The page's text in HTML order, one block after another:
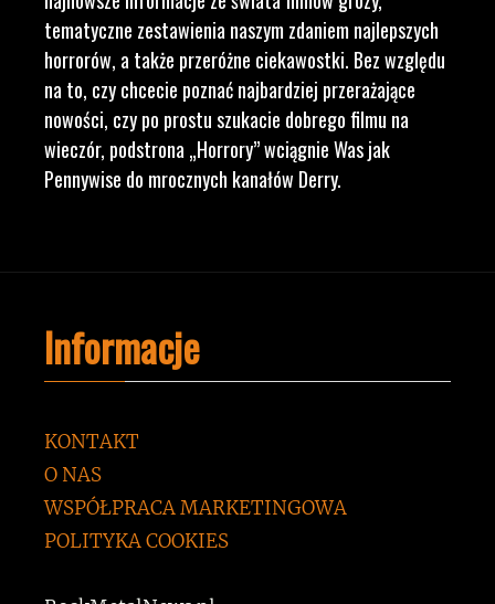
tematyczne zestawienia naszym zdaniem najlepszych
horrorów, a także przeróżne ciekawostki. Bez względu
na to, czy chcecie poznać najbardziej przerażające
nowości, czy po prostu szukacie dobrego filmu na
wieczór, podstrona „Horrory” wciągnie Was jak
Pennywise do mrocznych kanałów Derry.
Informacje
KONTAKT
O NAS
WSPÓŁPRACA MARKETINGOWA
POLITYKA COOKIES